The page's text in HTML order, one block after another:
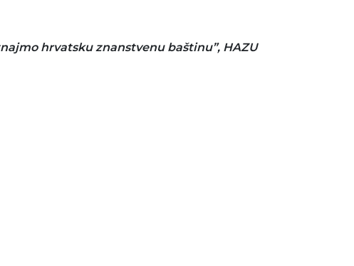
hrvatsku znanstvenu baštinu”, HAZU